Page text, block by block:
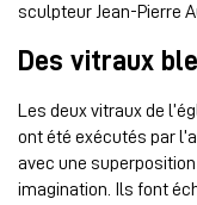
sculpteur Jean-Pierre
Des vitraux
Les deux vitraux de
ont été exécutés par
avec une
imagination. Ils font